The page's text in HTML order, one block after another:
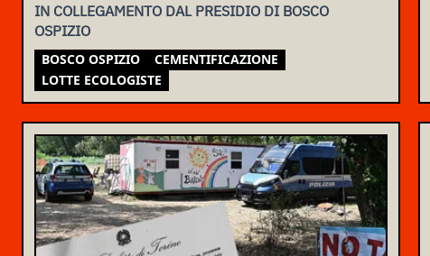
IN COLLEGAMENTO DAL PRESIDIO DI BOSCO
OSPIZIO
BOSCO OSPIZIO
CEMENTIFICAZIONE
LOTTE ECOLOGISTE